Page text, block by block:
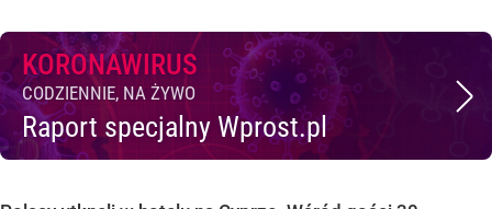
KORONAWIRUS
CODZIENNIE, NA ŻYWO
Raport specjalny Wprost.pl